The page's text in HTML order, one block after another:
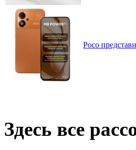
Poco
Здесь все